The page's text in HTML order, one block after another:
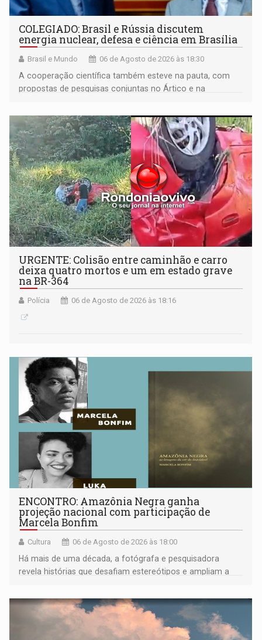
COLEGIADO: Brasil e Rússia discutem
energia nuclear, defesa e ciência em Brasília
Brasil e Mundo 06 de Agosto de 2026 às 18:30
A cooperação científica também esteve na pauta, com
propostas de pesquisas conjuntas no Ártico e na
URGENTE: Colisão entre caminhão e carro
deixa quatro mortos e um em estado grave
na BR-364
Polícia 06 de Agosto de 2026 às 18:16
ENCONTRO: Amazônia Negra ganha
projeção nacional com participação de
Marcela Bonfim
Cultura 06 de Agosto de 2026 às 18:00
Há mais de uma década, a fotógrafa e pesquisadora
revela histórias que desafiam estereótipos e ampliam a
negras